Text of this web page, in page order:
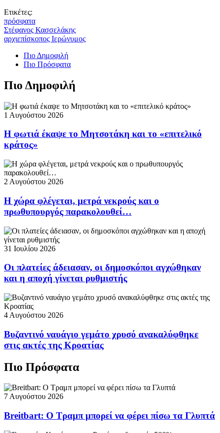
Ετικέτες:
πρόσφατα
Στέφανος Κασσελάκης
αρχιεπίσκοπος Ιερώνυμος
Πιο Δημοφιλή
Πιο Πρόσφατα
Πιο Δημοφιλή
1 Αυγούστου 2026
Η φωτιά έκαψε το Μητσοτάκη και το «επιτελικό
κράτος»
2 Αυγούστου 2026
Η χώρα φλέγεται, μετρά νεκρούς και ο
πρωθυπουργός παρακολουθεί…
31 Ιουλίου 2026
Οι πλατείες άδειασαν, οι δημοσκόποι αγχώθηκαν
και η αποχή γίνεται ρυθμιστής
4 Αυγούστου 2026
Βυζαντινό ναυάγιο γεμάτο χρυσό ανακαλύφθηκε
στις ακτές της Κροατίας
Πιο Πρόσφατα
7 Αυγούστου 2026
Breitbart: Ο Τραμπ μπορεί να φέρει πίσω τα Γλυπτά